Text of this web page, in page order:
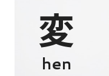
変
hen